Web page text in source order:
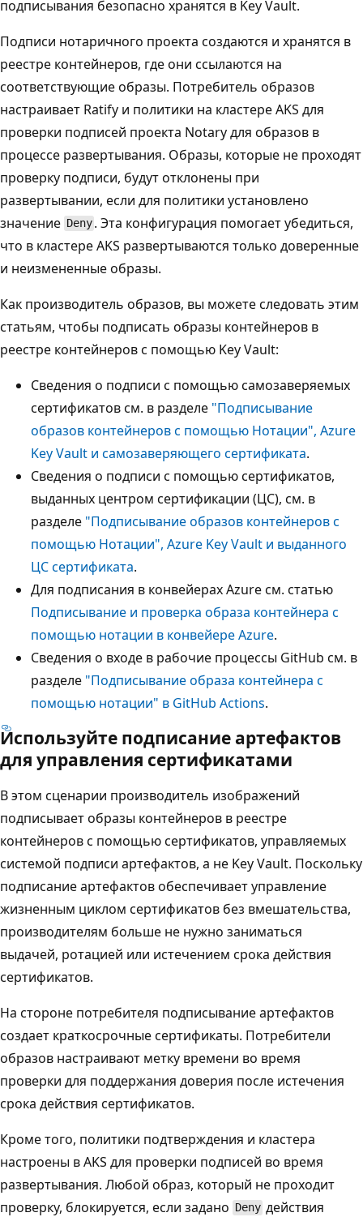
подписывания безопасно хранятся в Key Vault.
Подписи нотаричного проекта создаются и хранятся в
реестре контейнеров, где они ссылаются на
соответствующие образы. Потребитель образов
настраивает Ratify и политики на кластере AKS для
проверки подписей проекта Notary для образов в
процессе развертывания. Образы, которые не проходят
проверку подписи, будут отклонены при
развертывании, если для политики установлено
значение Deny . Эта конфигурация помогает убедиться,
что в кластере AKS развертываются только доверенные
и неизмененные образы.
Как производитель образов, вы можете следовать этим
статьям, чтобы подписать образы контейнеров в
реестре контейнеров с помощью Key Vault:
Сведения о подписи с помощью самозаверяемых
сертификатов см. в разделе "Подписывание
образов контейнеров с помощью Нотации", Azure
Key Vault и самозаверяющего сертификата.
Сведения о подписи с помощью сертификатов,
выданных центром сертификации (ЦС), см. в
разделе "Подписывание образов контейнеров с
помощью Нотации", Azure Key Vault и выданного
ЦС сертификата.
Для подписания в конвейерах Azure см. статью
Подписывание и проверка образа контейнера с
помощью нотации в конвейере Azure.
Сведения о входе в рабочие процессы GitHub см. в
разделе "Подписывание образа контейнера с
помощью нотации" в GitHub Actions.
Используйте подписание артефактов
для управления сертификатами
В этом сценарии производитель изображений
подписывает образы контейнеров в реестре
контейнеров с помощью сертификатов, управляемых
системой подписи артефактов, а не Key Vault. Поскольку
подписание артефактов обеспечивает управление
жизненным циклом сертификатов без вмешательства,
производителям больше не нужно заниматься
выдачей, ротацией или истечением срока действия
сертификатов.
На стороне потребителя подписывание артефактов
создает краткосрочные сертификаты. Потребители
образов настраивают метку времени во время
проверки для поддержания доверия после истечения
срока действия сертификатов.
Кроме того, политики подтверждения и кластера
настроены в AKS для проверки подписей во время
развертывания. Любой образ, который не проходит
проверку, блокируется, если задано Deny действия